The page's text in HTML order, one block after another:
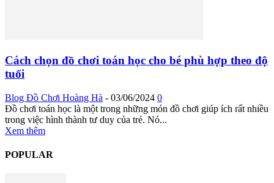
Cách chọn đồ chơi toán học cho bé phù hợp theo độ
tuổi
Blog Đồ Chơi Hoàng Hà - 03/06/2024 0
Đồ chơi toán học là một trong những món đồ chơi giúp ích rất nhiều
trong việc hình thành tư duy của trẻ. Nó...
Xem thêm
POPULAR